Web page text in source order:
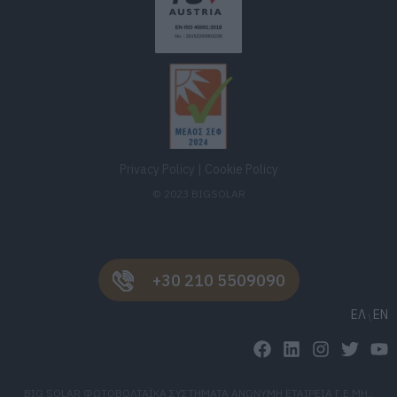
Cookie Policy
+30 210 5509090
ΕΛ EN